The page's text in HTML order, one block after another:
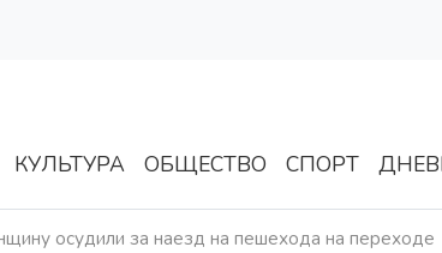
КУЛЬТУРА ОБЩЕСТВО СПОРТ
осудили за наезд на пешехода на переходе